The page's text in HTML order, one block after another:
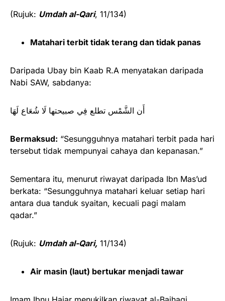
(Rujuk: Umdah al-Qari, 11/134)
Matahari terbit tidak terang dan tidak panas
Daripada Ubay bin Kaab R.A menyatakan daripada
Nabi SAW, sabdanya:
أَن الشَّمْس تطلع فِي صبيحتها لَا شُعَاع لَهَا
Bermaksud: “Sesungguhnya matahari terbit pada hari
tersebut tidak mempunyai cahaya dan kepanasan.”
Sementara itu, menurut riwayat daripada Ibn Mas’ud
berkata: “Sesungguhnya matahari keluar setiap hari
antara dua tanduk syaitan, kecuali pagi malam
qadar.”
(Rujuk: Umdah al-Qari, 11/134)
Air masin (laut) bertukar menjadi tawar